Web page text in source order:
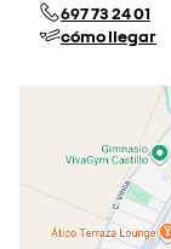
697 73 24 01
cómo llegar